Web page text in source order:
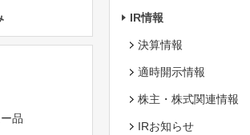
品
IR情報
決算情報
適時開示情報
株主・株式関連情報
IRお知らせ